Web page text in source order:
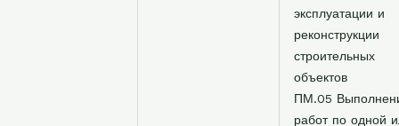
эксплуатации и
реконструкции
строительных
объектов
ПМ.05
работ по одной